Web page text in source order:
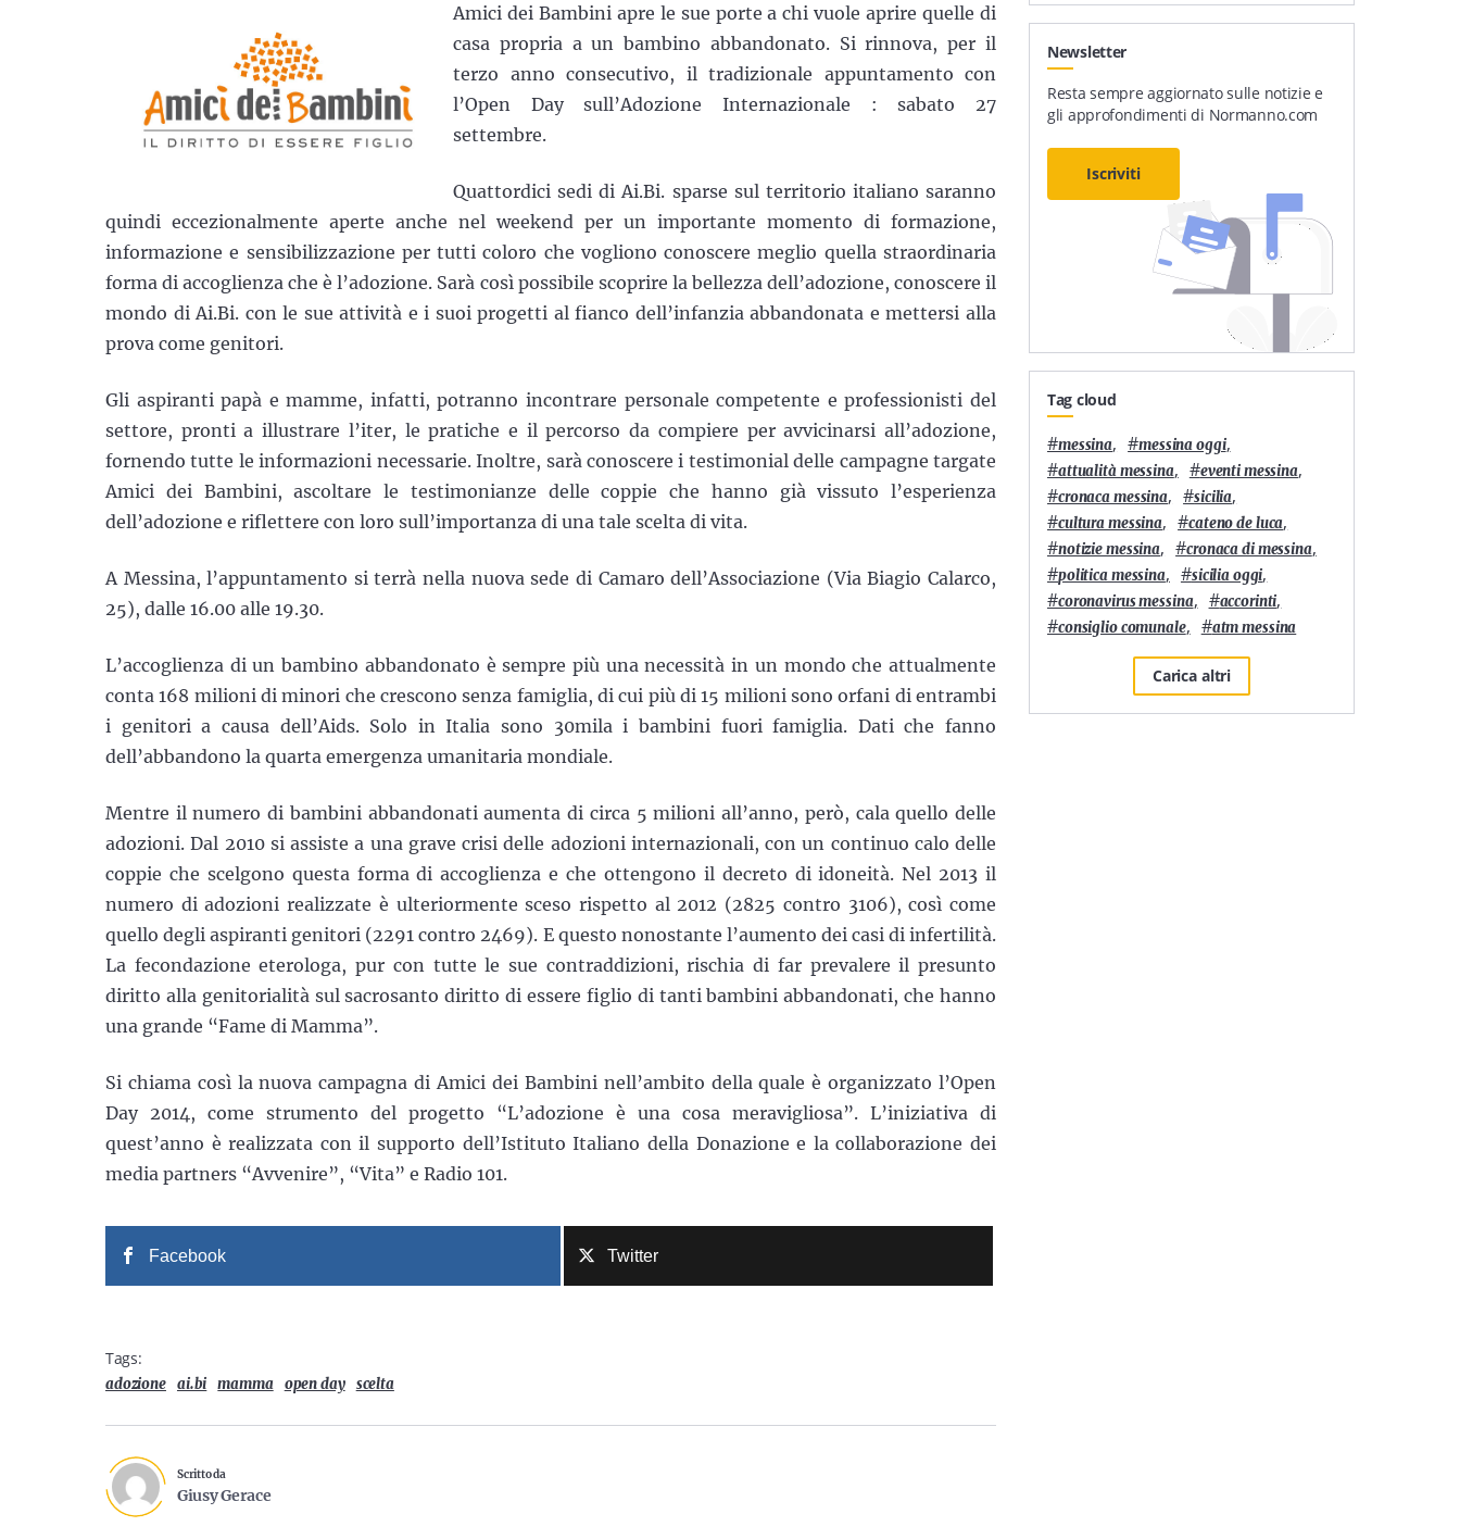
Amici dei Bambini apre le sue porte a chi vuole aprire quelle di
casa propria a un bambino abbandonato. Si rinnova, per il
terzo anno consecutivo, il tradizionale appuntamento con
l’Open Day sull’Adozione Internazionale : sabato 27
settembre.
Quattordici sedi di Ai.Bi. sparse sul territorio italiano saranno
quindi eccezionalmente aperte anche nel weekend per un importante momento di formazione,
informazione e sensibilizzazione per tutti coloro che vogliono conoscere meglio quella straordinaria
forma di accoglienza che è l’adozione. Sarà così possibile scoprire la bellezza dell’adozione, conoscere il
mondo di Ai.Bi. con le sue attività e i suoi progetti al fianco dell’infanzia abbandonata e mettersi alla
prova come genitori.
Gli aspiranti papà e mamme, infatti, potranno incontrare personale competente e professionisti del
settore, pronti a illustrare l’iter, le pratiche e il percorso da compiere per avvicinarsi all’adozione,
fornendo tutte le informazioni necessarie. Inoltre, sarà conoscere i testimonial delle campagne targate
Amici dei Bambini, ascoltare le testimonianze delle coppie che hanno già vissuto l’esperienza
dell’adozione e riflettere con loro sull’importanza di una tale scelta di vita.
A Messina, l’appuntamento si terrà nella nuova sede di Camaro dell’Associazione (Via Biagio Calarco,
25), dalle 16.00 alle 19.30.
L’accoglienza di un bambino abbandonato è sempre più una necessità in un mondo che attualmente
conta 168 milioni di minori che crescono senza famiglia, di cui più di 15 milioni sono orfani di entrambi
i genitori a causa dell’Aids. Solo in Italia sono 30mila i bambini fuori famiglia. Dati che fanno
dell’abbandono la quarta emergenza umanitaria mondiale.
Mentre il numero di bambini abbandonati aumenta di circa 5 milioni all’anno, però, cala quello delle
adozioni. Dal 2010 si assiste a una grave crisi delle adozioni internazionali, con un continuo calo delle
coppie che scelgono questa forma di accoglienza e che ottengono il decreto di idoneità. Nel 2013 il
numero di adozioni realizzate è ulteriormente sceso rispetto al 2012 (2825 contro 3106), così come
quello degli aspiranti genitori (2291 contro 2469). E questo nonostante l’aumento dei casi di infertilità.
La fecondazione eterologa, pur con tutte le sue contraddizioni, rischia di far prevalere il presunto
diritto alla genitorialità sul sacrosanto diritto di essere figlio di tanti bambini abbandonati, che hanno
una grande “Fame di Mamma”.
Si chiama così la nuova campagna di Amici dei Bambini nell’ambito della quale è organizzato l’Open
Day 2014, come strumento del progetto “L’adozione è una cosa meravigliosa”. L’iniziativa di
quest’anno è realizzata con il supporto dell’Istituto Italiano della Donazione e la collaborazione dei
media partners “Avvenire”, “Vita” e Radio 101.
Facebook Twitter
Tags:
adozione ai.bi mamma open day scelta
Scritto da
Giusy Gerace
Newsletter
Resta sempre aggiornato sulle notizie e
gli approfondimenti di Normanno.com
Iscriviti
Tag cloud
#messina, #messina oggi,
#attualità messina, #eventi messina,
#cronaca messina, #sicilia,
#cultura messina, #cateno de luca,
#notizie messina, #cronaca di messina,
#politica messina, #sicilia oggi,
#coronavirus messina, #accorinti,
#consiglio comunale, #atm messina
Carica altri